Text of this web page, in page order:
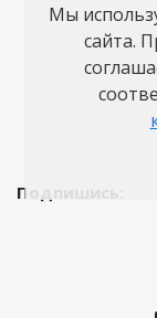
Подпишись:
Мы
сайта.